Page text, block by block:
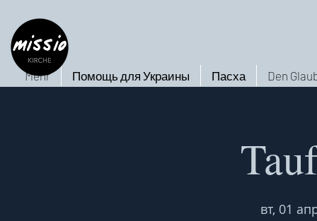
Den
Пасха
Помощь для Украины
Mehr
вт, 01